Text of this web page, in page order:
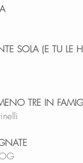
SOLA (E TU LE
TRE IN